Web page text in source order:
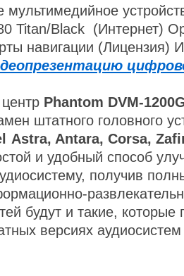
мультимедийное
Titan/Black (Интернет)
навигации (Лицензия)
Phantom DVM-
штатного головного
Astra, Antara, Corsa,
и удобный способ
получив
будут и такие, которые
версиях